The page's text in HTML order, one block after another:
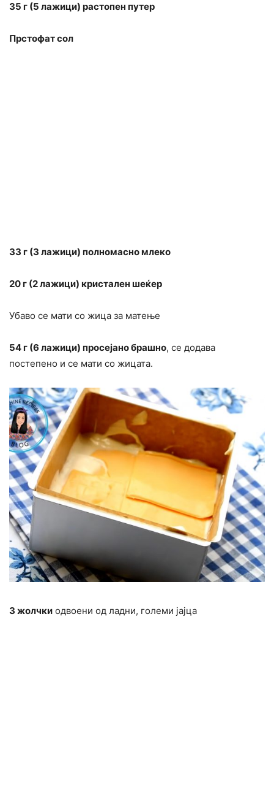
35 г (5 лажици) растопен путер
Прстофат сол
33 г (3 лажици) полномасно млеко
20 г (2 лажици) кристален шеќер
Убаво се мати со жица за матење
54 г (6 лажици) просејано брашно, се додава
постепено и се мати со жицата.
3 жолчки одвоени од ладни, големи јајца